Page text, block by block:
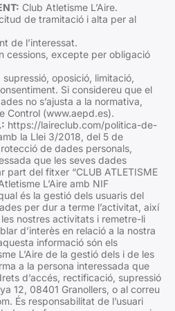
Club Atletisme L’Aire.
de tramitació i alta per al
de l’interessat.
cessions, excepte per obligació
oposició, limitació,
Si considereu que el
no s’ajusta a la normativa,
Control (www.aepd.es).
https://laireclub.com/politica-de-
la Llei 3/2018, del 5 de
de dades personals,
que les seves dades
part del fitxer “CLUB ATLETISME
L’Aire amb NIF
és la gestió dels usuaris del
per dur a terme l’activitat, així
nostres activitats i remetre-li
d’interès en relació a la nostra
informació són els
L’Aire de la gestió dels i de les
a la persona interessada que
d’accés, rectificació, supressió
12, 08401 Granollers, o al correu
És responsabilitat de l’usuari